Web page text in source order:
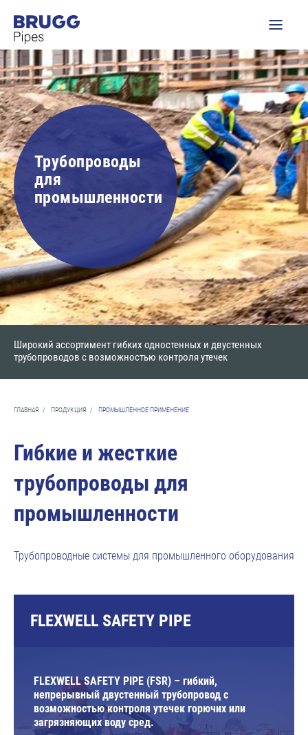
Трубопроводы
для
промышленности
Широкий ассортимент гибких одностенных и двустенных
трубопроводов с возможностью контроля утечек
ГЛАВНАЯ / ПРОДУКЦИЯ / ПРОМЫШЛЕННОЕ ПРИМЕНЕНИЕ
Гибкие и жесткие
трубопроводы для
промышленности
Трубопроводные системы для промышленного оборудования
FLEXWELL SAFETY PIPE
FLEXWELL SAFETY PIPE (FSR) – гибкий,
непрерывный двустенный трубопровод с
возможностью контроля утечек горючих или
загрязняющих воду сред.